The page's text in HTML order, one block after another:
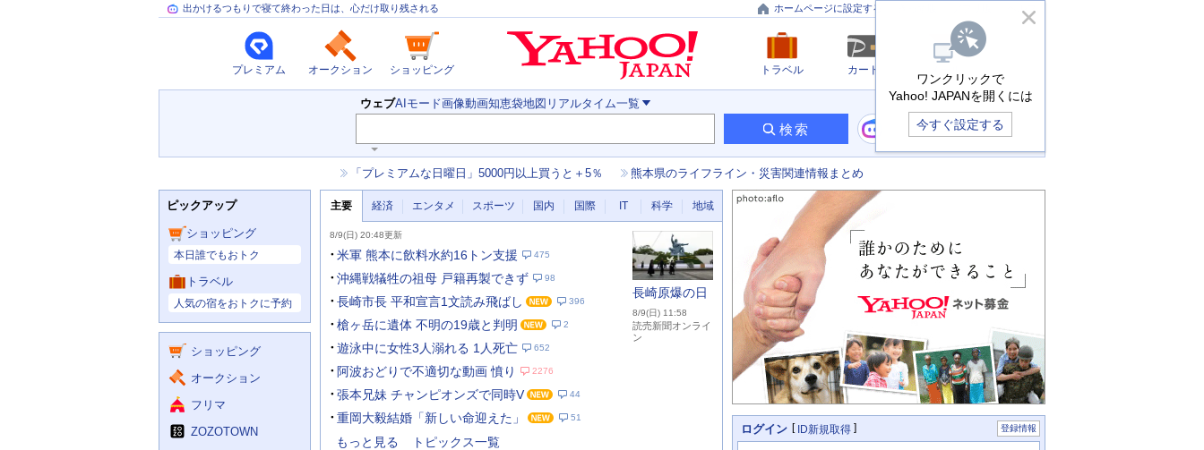
ワンクリックで
Yahoo! JAPANを開くには
今すぐ設定する
出かけるつもりで寝て終わった日は、心だけ取り残される ホームページに設定する
トラベル カード
プレミアム オークション ショッピング
検
索
ウェブAIモード画像動画知恵袋地図 リアルタイム一覧
検索
ワ
ー
力
補
助
を
開
く
ら
せ
「プレミアムな日曜日」5000円以上買うと＋5％ 熊本県のライフライン・災害関連情報まとめ
ピックアップ
ショッピング
本日誰でもおトク
トラベル
人気の宿をおトクに予約
主
サ
ビ
ショッピング
オークション
フリマ
ZOZOTOWN
ュ
ス
主要 経済 エンタメ スポーツ 国内 国際 IT 科学 地域
要
ニ
ー
8/9(日) 20:48更新
米軍 熊本に飲料水約16トン支援 475
沖縄戦犠牲の祖母 戸籍再製できず 98
長崎市長 平和宣言1文読み飛ばし 396
槍ヶ岳に遺体 不明の19歳と判明 2
遊泳中に女性3人溺れる 1人死亡 652
阿波おどりで不適切な動画 憤り 2276
張本兄妹 チャンピオンズで同時V 44
重岡大毅結婚「新しい命迎えた」 51
長崎原爆の日
8/9(日) 11:58
読売新聞オンライ
ン
もっと見る トピックス一覧
個
人
ログイン ID新規取得 登録情報
あ
た
の
ス